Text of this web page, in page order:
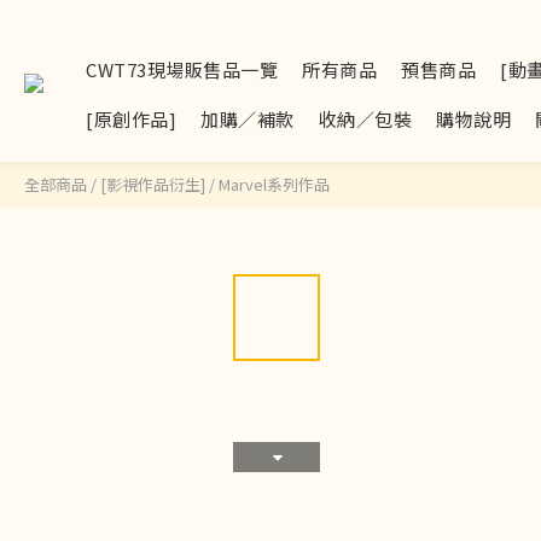
CWT73現場販售品一覽 所有商品 預售商品 [動
[原創作品]
加購／補款 收納／包裝 購物說明
全部商品 / [影視作品衍生] / Marvel系列作品